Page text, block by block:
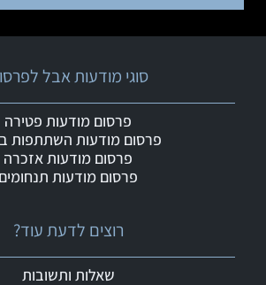
רוצים לדעת עוד?
שאלות ותשובות
סוגי מודעות אבל
פרסום מודעות פטירה
פרסום מודעות השתתפות
פרסום מודעות אזכרה
פרסום מודעות תנחומים